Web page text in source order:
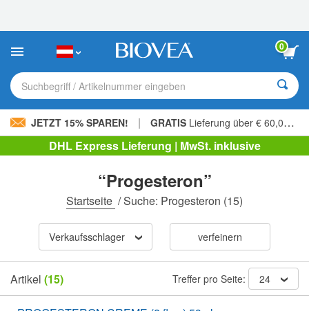
Sie:
Website
ein
Barrierefreiheitssystem.
0
Suchbegriff / Artikelnummer eingeben
JETZT 15% SPAREN! | GRATIS Lieferung über € 60,00 »
DHL Express Lieferung | MwSt. inklusive
“Progesteron”
Startseite /Suche: Progesteron (15)
Verkaufsschlager verfeinern
Artikel (15) Treffer pro Seite: 24